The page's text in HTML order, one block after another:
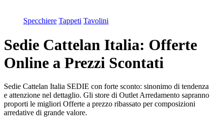
Specchiere Tappeti Tavolini
Sedie Cattelan Italia: Offerte
Online a Prezzi Scontati
Sedie Cattelan Italia SEDIE con forte sconto: sinonimo di tendenza
e attenzione nel dettaglio. Gli store di Outlet Arredamento sapranno
proporti le migliori Offerte a prezzo ribassato per composizioni
arredative di grande valore.